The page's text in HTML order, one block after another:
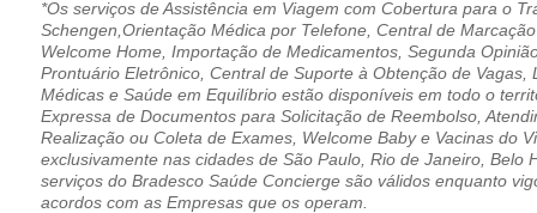
*Os serviços de Assistência em Viagem com Cobertura para o
Schengen,Orientação Médica por Telefone, Central de
Welcome Home, Importação de Medicamentos, Segunda
Prontuário Eletrônico, Central de Suporte à Obtenção de Vagas,
Médicas e Saúde em Equilíbrio estão disponíveis em todo o
Expressa de Documentos para Solicitação de Reembolso,
Realização ou Coleta de Exames, Welcome Baby e Vacinas do
exclusivamente nas cidades de São Paulo, Rio de Janeiro, Belo
serviços do Bradesco Saúde Concierge são válidos enquanto
acordos com as Empresas que os operam.